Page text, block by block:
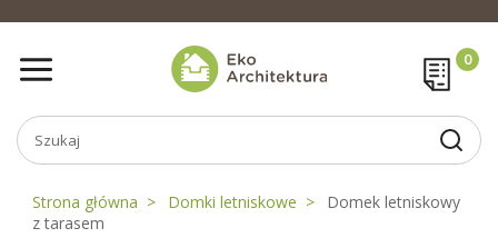
Strona główna Domki letniskowe
Domek letniskowy
z tarasem